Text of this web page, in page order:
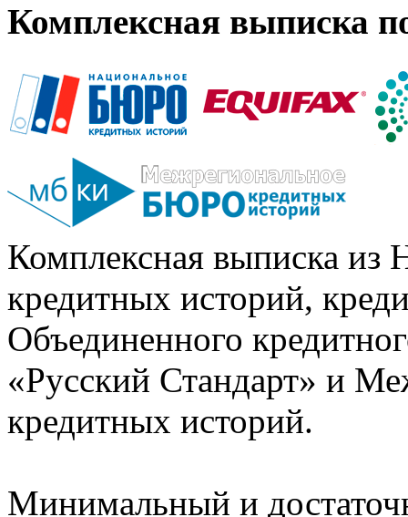
Комплексная выписка
Комплексная выписка из
кредитных историй,
Объединенного
«Русский Стандарт» и
кредитных историй.
Минимальный и